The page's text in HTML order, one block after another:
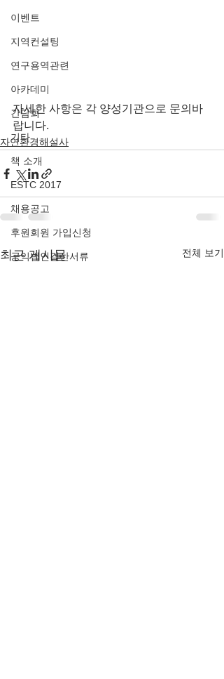
이벤트
지역컨설팅
연구용역관련
아카데미
간담회
기타
책 소개
ESTC 2017
채용공고
후원회원 가입신청
공익법인결산서류
자세한 사항은 각 양성기관으로 문의바
랍니다.
자연환경해설사
최근 게시물 전체 보기